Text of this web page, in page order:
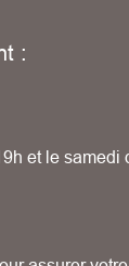
:
et le samedi